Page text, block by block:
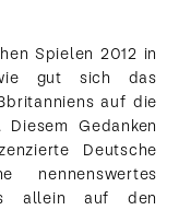
Spielen 2012 in
gut sich das
auf die
Gedanken
Deutsche
nennenswertes
allein auf den